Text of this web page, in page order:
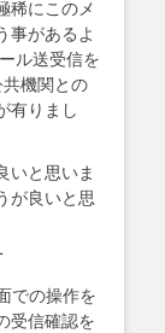
稀にこのメ
事があるよ
ル送受信を
機関との
有りまし
いと思いま
が良いと思
での操作を
受信確認を